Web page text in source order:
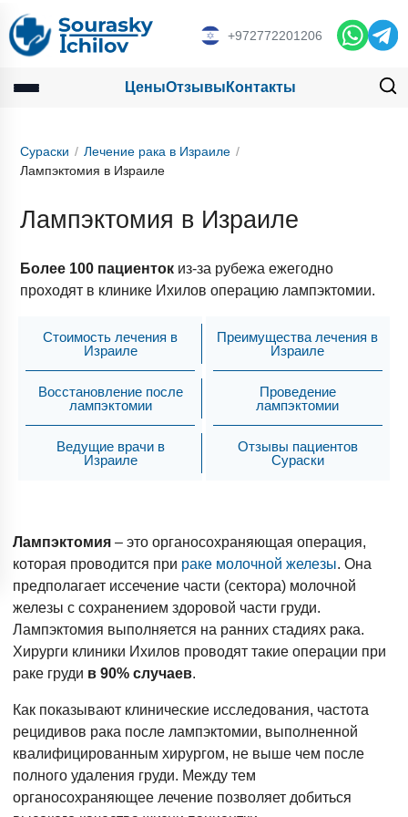
+972772201206
ЦеныОтзывыКонтакты
Сураски
Лечение рака в Израиле
Лампэктомия в Израиле
Лампэктомия в Израиле
Более 100 пациенток из-за рубежа ежегодно
проходят в клинике Ихилов операцию лампэктомии.
Стоимость лечения в
Израиле
Преимущества лечения в
Израиле
Восстановление после
лампэктомии
Проведение
лампэктомии
Ведущие врачи в
Израиле
Отзывы пациентов
Сураски
Лампэктомия – это органосохраняющая операция,
которая проводится при раке молочной железы. Она
предполагает иссечение части (сектора) молочной
железы с сохранением здоровой части груди.
Лампэктомия выполняется на ранних стадиях рака.
Хирурги клиники Ихилов проводят такие операции при
раке груди в 90% случаев.
Как показывают клинические исследования, частота
рецидивов рака после лампэктомии, выполненной
квалифицированным хирургом, не выше чем после
полного удаления груди. Между тем
органосохраняющее лечение позволяет добиться